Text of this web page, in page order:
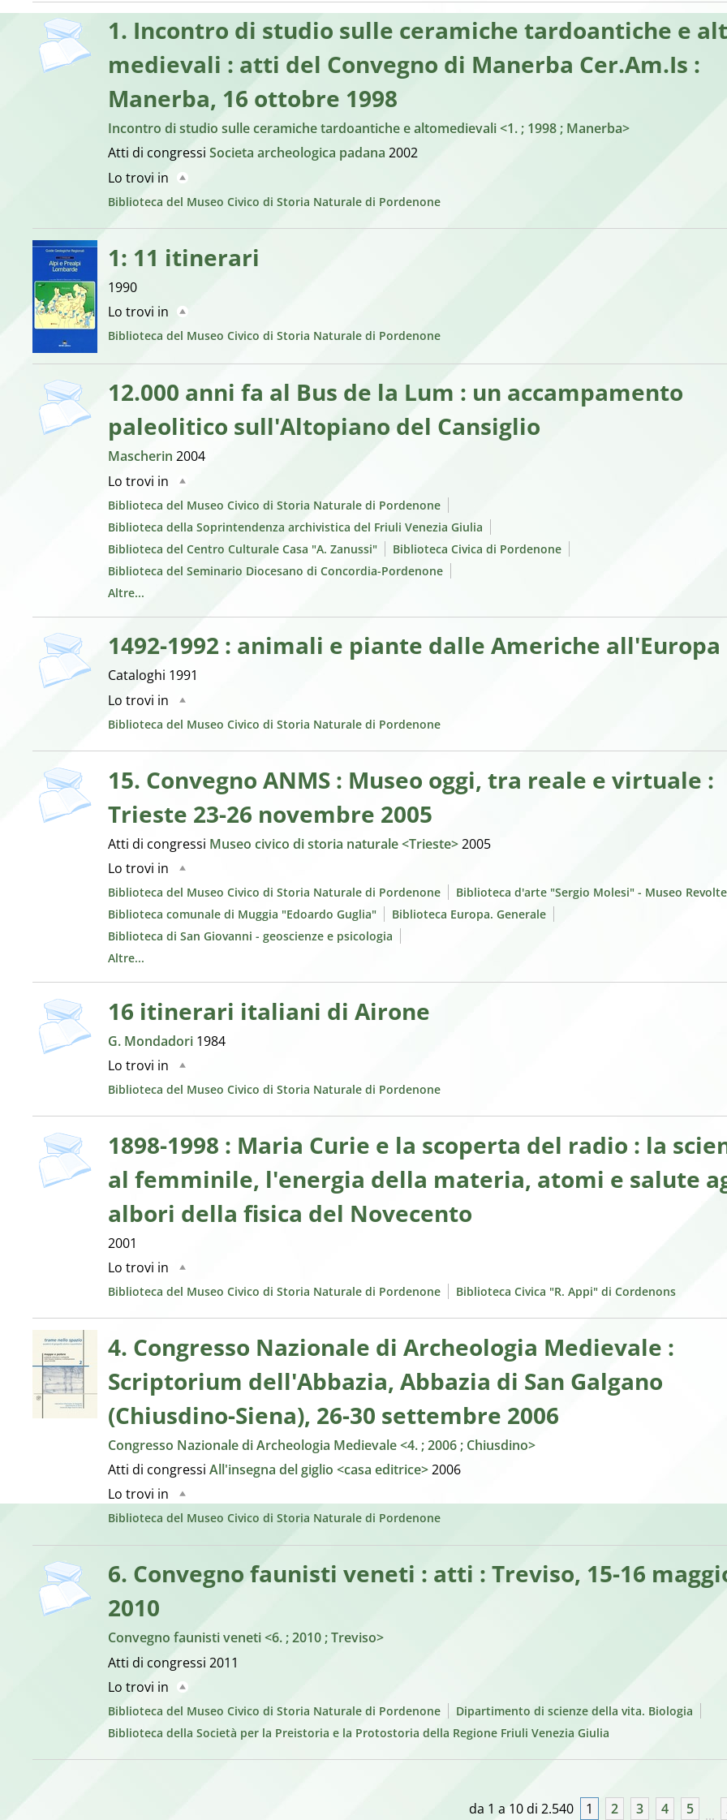
1. Incontro di studio sulle ceramiche tardoantiche e
medievali : atti del Convegno di Manerba Cer.Am.Is :
Manerba, 16 ottobre 1998
Incontro di studio sulle ceramiche tardoantiche e altomedievali <1. ; 1998 ; Manerba>
Atti di congressiSocieta archeologica padana2002
Lo trovi in
Biblioteca del Museo Civico di Storia Naturale di Pordenone
1: 11 itinerari
1990
Lo trovi in
Biblioteca del Museo Civico di Storia Naturale di Pordenone
copertina
12.000 anni fa al Bus de la Lum : un accampamento
paleolitico sull'Altopiano del Cansiglio
Mascherin2004
Lo trovi in
Biblioteca del Museo Civico di Storia Naturale di Pordenone
Biblioteca della Soprintendenza archivistica del Friuli Venezia Giulia
Biblioteca del Centro Culturale Casa "A. Zanussi"
Biblioteca Civica di Pordenone
Biblioteca del Seminario Diocesano di Concordia-Pordenone
Altre...
1492-1992 : animali e piante dalle Americhe all'Europa
Cataloghi 1991
Lo trovi in
Biblioteca del Museo Civico di Storia Naturale di Pordenone
copertina
15. Convegno ANMS : Museo oggi, tra reale e virtuale :
Trieste 23-26 novembre 2005
Atti di congressi Museo civico di storia naturale <Trieste>2005
Lo trovi in
Biblioteca del Museo Civico di Storia Naturale di Pordenone
Biblioteca d'arte "Sergio Molesi" - Museo
Biblioteca comunale di Muggia "Edoardo Guglia"
Biblioteca Europa. Generale
Biblioteca di San Giovanni - geoscienze e psicologia
Altre...
16 itinerari italiani di Airone
G. Mondadori 1984
Lo trovi in
Biblioteca del Museo Civico di Storia Naturale di Pordenone
copertina
1898-1998 : Maria Curie e la scoperta del radio : la
al femminile, l'energia della materia, atomi e salute
albori della fisica del Novecento
2001
Lo trovi in
Biblioteca del Museo Civico di Storia Naturale di Pordenone Biblioteca Civica "R. Appi" di Cordenons
4. Congresso Nazionale di Archeologia Medievale :
Scriptorium dell'Abbazia, Abbazia di San Galgano
(Chiusdino-Siena), 26-30 settembre 2006
Congresso Nazionale di Archeologia Medievale <4. ; 2006 ; Chiusdino>
Atti di congressiAll'insegna del giglio <casa editrice>2006
Lo trovi in
Biblioteca del Museo Civico di Storia Naturale di Pordenone
copertina
6. Convegno faunisti veneti : atti : Treviso, 15-16
2010
Convegno faunisti veneti <6. ; 2010 ; Treviso>
Atti di congressi2011
Lo trovi in
Biblioteca del Museo Civico di Storia Naturale di Pordenone
Dipartimento di scienze della vita. Biologia
Biblioteca della Società per la Preistoria e la Protostoria della Regione Friuli Venezia Giulia
da 1 a 10 di 2.540 1 2 3 4 5